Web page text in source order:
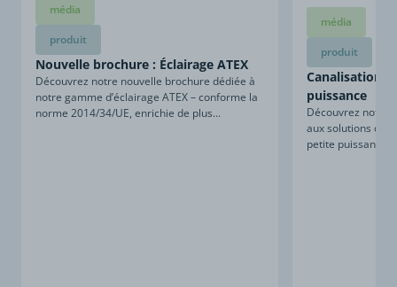
média
produit
Nouvelle brochure : Éclairage ATEX
Découvrez notre nouvelle brochure dédiée à
notre gamme d’éclairage ATEX – conforme la
norme 2014/34/UE, enrichie de plus...
média
produit
Canalisations
puissance
Découvrez notre
aux solutions de
petite puissance.